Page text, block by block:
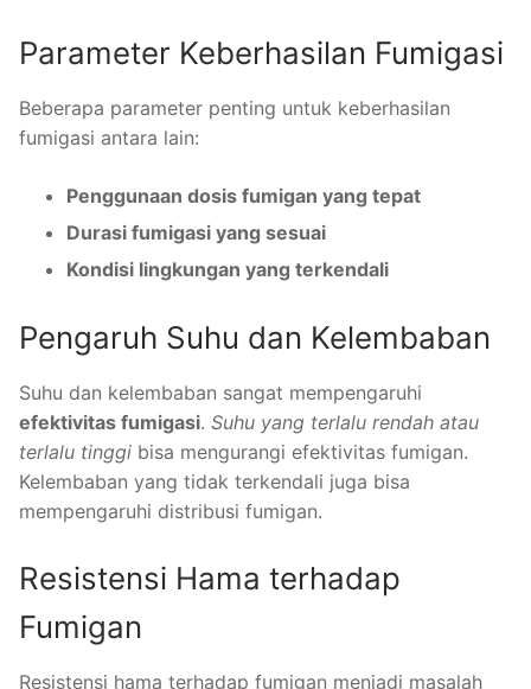
Parameter Keberhasilan Fumigasi
Beberapa parameter penting untuk keberhasilan
fumigasi antara lain:
Penggunaan dosis fumigan yang tepat
Durasi fumigasi yang sesuai
Kondisi lingkungan yang terkendali
Pengaruh Suhu dan Kelembaban
Suhu dan kelembaban sangat mempengaruhi
efektivitas fumigasi. Suhu yang terlalu rendah atau
terlalu tinggi bisa mengurangi efektivitas fumigan.
Kelembaban yang tidak terkendali juga bisa
mempengaruhi distribusi fumigan.
Resistensi Hama terhadap
Fumigan
Resistensi hama terhadap fumigan menjadi masalah